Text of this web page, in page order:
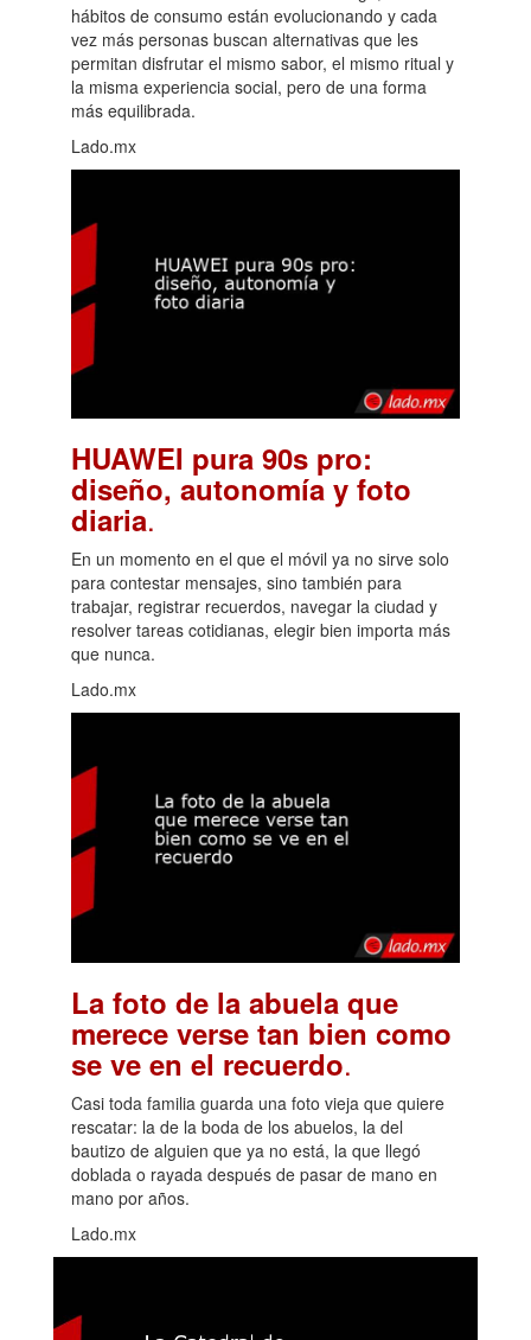
hábitos de consumo están evolucionando y cada
vez más personas buscan alternativas que les
permitan disfrutar el mismo sabor, el mismo ritual y
la misma experiencia social, pero de una forma
más equilibrada.
Lado.mx
HUAWEI pura 90s pro:
diseño, autonomía y foto
diaria.
En un momento en el que el móvil ya no sirve solo
para contestar mensajes, sino también para
trabajar, registrar recuerdos, navegar la ciudad y
resolver tareas cotidianas, elegir bien importa más
que nunca.
Lado.mx
La foto de la abuela que
merece verse tan bien como
se ve en el recuerdo.
Casi toda familia guarda una foto vieja que quiere
rescatar: la de la boda de los abuelos, la del
bautizo de alguien que ya no está, la que llegó
doblada o rayada después de pasar de mano en
mano por años.
Lado.mx